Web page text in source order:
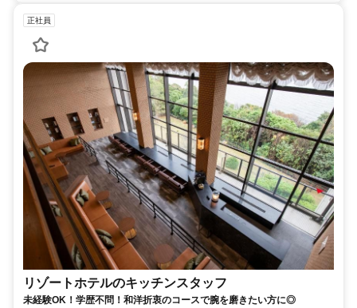
正社員
リゾートホテルのキッチンスタッフ
未経験OK！学歴不問！和洋折衷のコースで腕を磨きたい方に◎